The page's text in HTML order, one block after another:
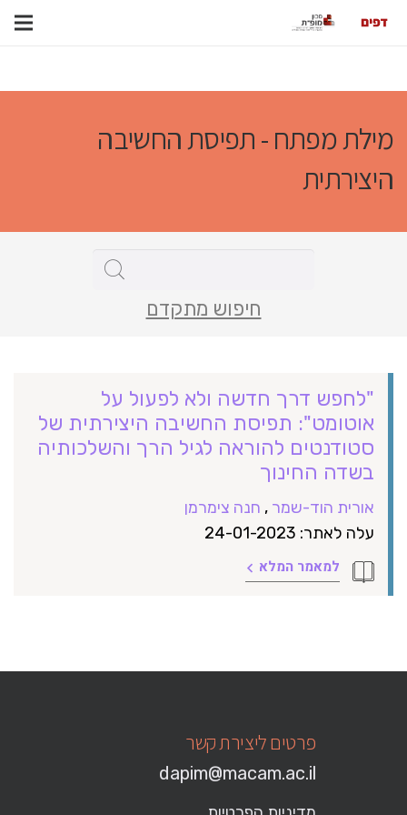
מילת מפתח - תפיסת החשיבה
היצירתית
חיפוש מתקדם
"לחפש דרך חדשה ולא לפעול על
אוטומט": תפיסת החשיבה היצירתית של
סטודנטים להוראה לגיל הרך והשלכותיה
בשדה החינוך
אורית הוד-שמר , חנה צימרמן
עלה לאתר: 24-01-2023
למאמר המלא
פרטים ליצירת קשר
dapim@macam.ac.il